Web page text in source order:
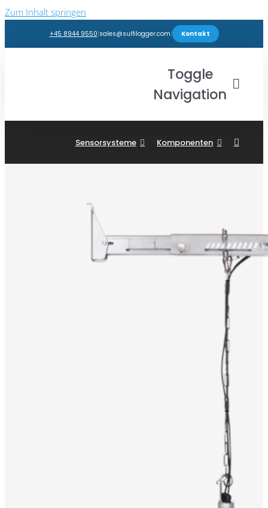
Zum Inhalt springen
+45 8944 9550|sales@sulfilogger.com| Kontakt
Toggle
Navigation
Produkte
Sensorsysteme Komponenten